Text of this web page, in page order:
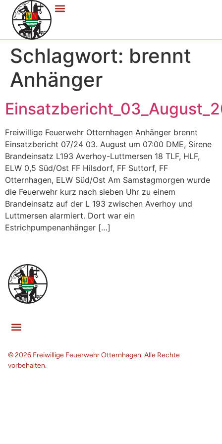
Schlagwort: brennt
Anhänger
Freiwillige Feuerwehr Otternhagen Anhänger brennt
Einsatzbericht 07/24 03. August um 07:00 DME, Sirene
Brandeinsatz L193 Averhoy-Luttmersen 18 TLF, HLF,
ELW 0,5 Süd/Ost FF Hilsdorf, FF Suttorf, FF
Otternhagen, ELW Süd/Ost Am Samstagmorgen wurde
die Feuerwehr kurz nach sieben Uhr zu einem
Brandeinsatz auf der L 193 zwischen Averhoy und
Luttmersen alarmiert. Dort war ein
Estrichpumpenanhänger […]
© 2026 Freiwillige Feuerwehr Otternhagen. Alle Rechte
vorbehalten.